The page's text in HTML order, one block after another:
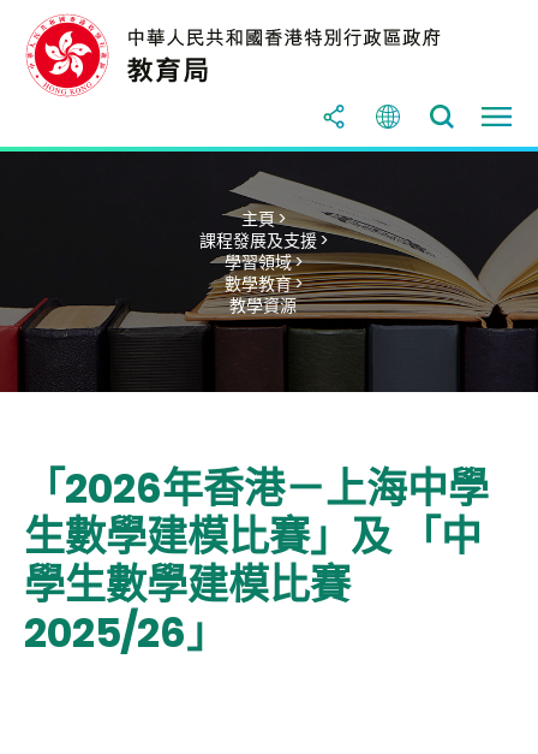
主頁 >
課程發展及支援 >
學習領域 >
數學教育 >
教學資源
「2026年香港－上海中學
生數學建模比賽」及 「中
學生數學建模比賽
2025/26」